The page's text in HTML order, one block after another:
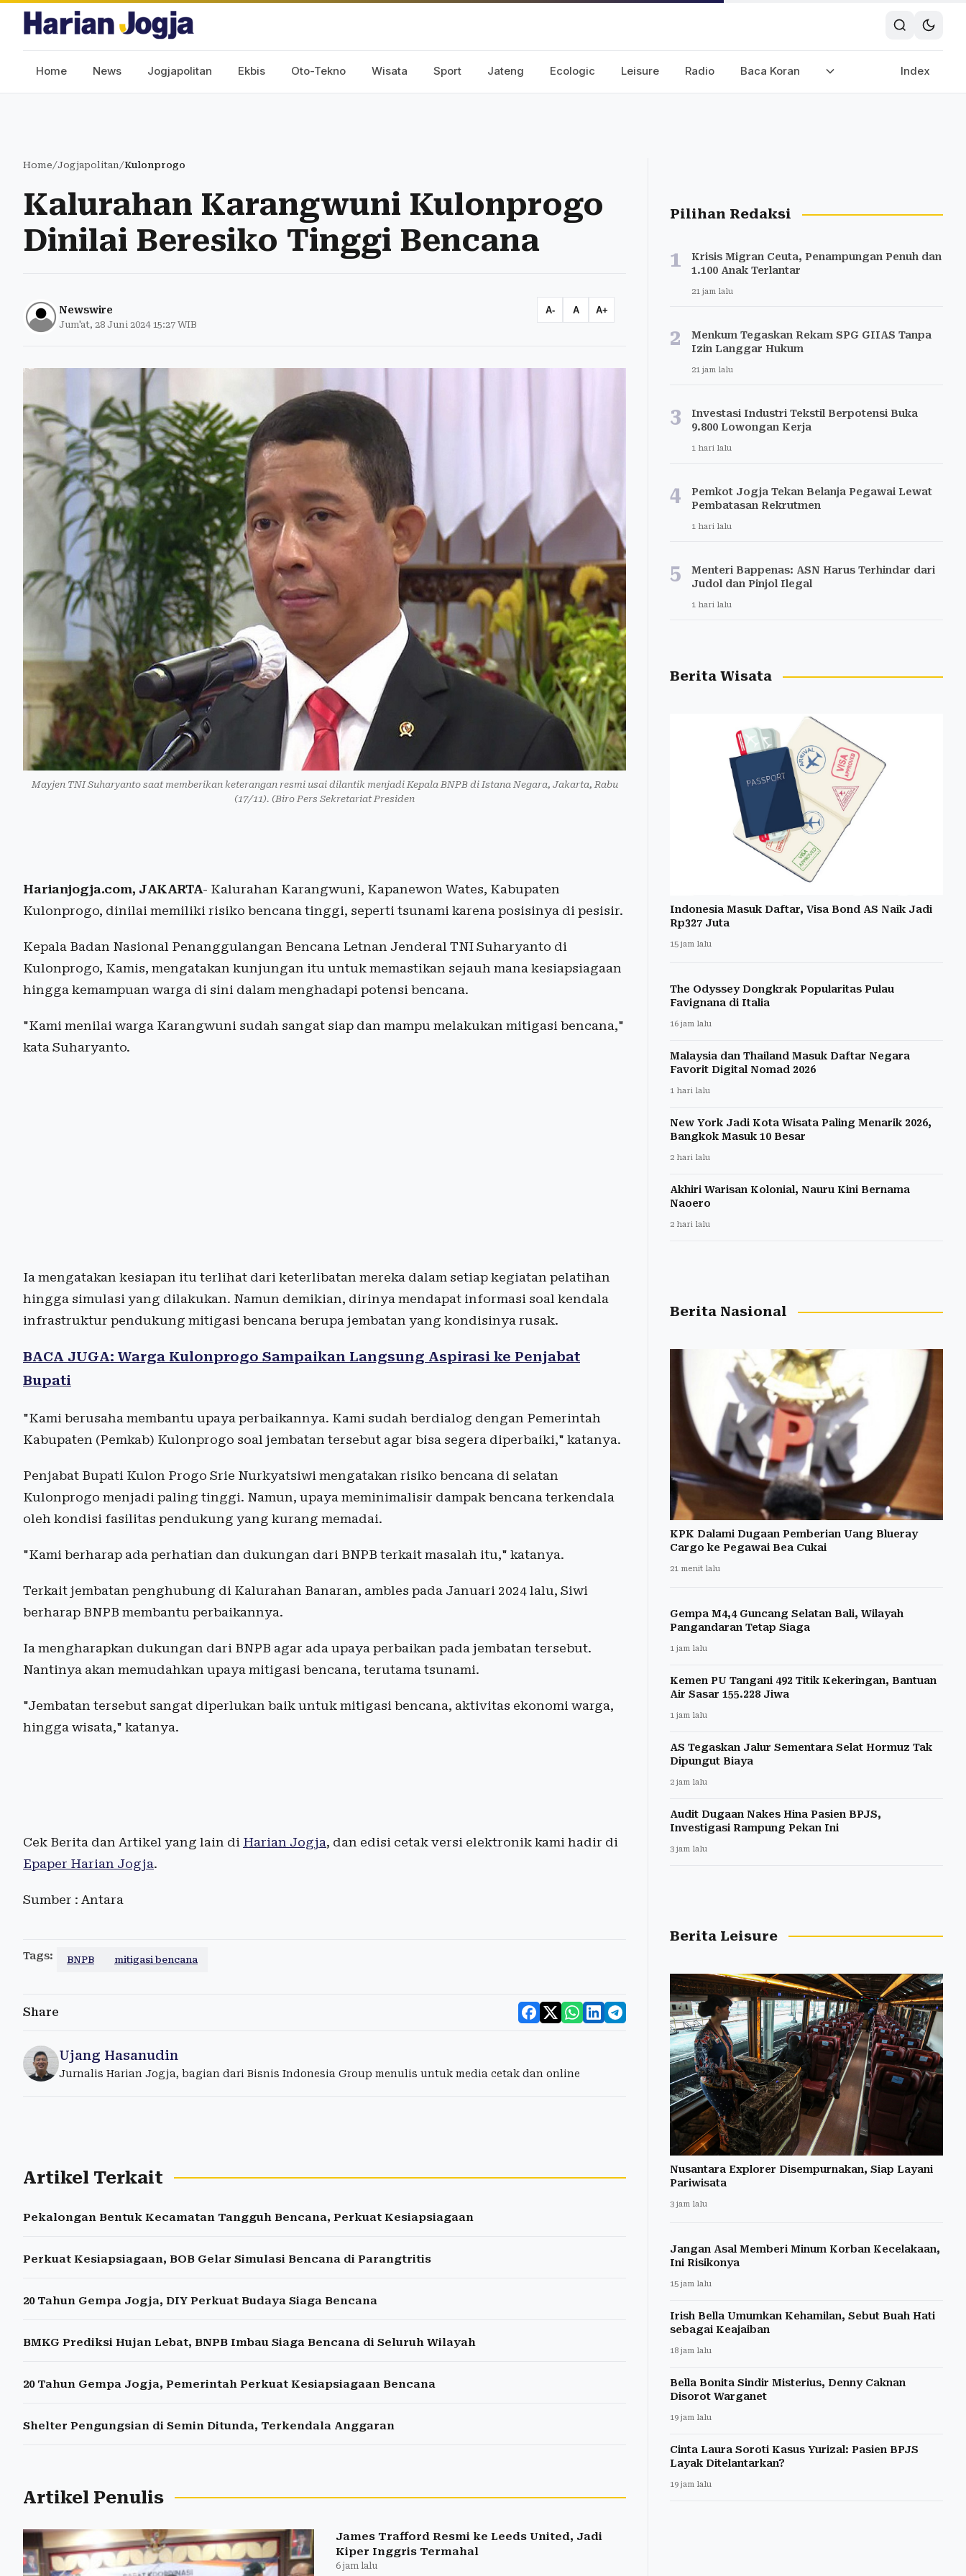
Home News Jogjapolitan Ekbis Oto-Tekno Wisata Sport Jateng Ecologic Leisure Radio Baca Koran Index
Home/Jogjapolitan/Kulonprogo
Kalurahan Karangwuni Kulonprogo
Dinilai Beresiko Tinggi Bencana
Newswire
Jum'at, 28 Juni 2024 15:27 WIB
A- A A+
Mayjen TNI Suharyanto saat memberikan keterangan resmi usai dilantik menjadi Kepala BNPB di Istana Negara, Jakarta, Rabu
(17/11). (Biro Pers Sekretariat Presiden
Harianjogja.com, JAKARTA- Kalurahan Karangwuni, Kapanewon Wates, Kabupaten
Kulonprogo, dinilai memiliki risiko bencana tinggi, seperti tsunami karena posisinya di pesisir.
Kepala Badan Nasional Penanggulangan Bencana Letnan Jenderal TNI Suharyanto di
Kulonprogo, Kamis, mengatakan kunjungan itu untuk memastikan sejauh mana kesiapsiagaan
hingga kemampuan warga di sini dalam menghadapi potensi bencana.
"Kami menilai warga Karangwuni sudah sangat siap dan mampu melakukan mitigasi bencana,"
kata Suharyanto.
Ia mengatakan kesiapan itu terlihat dari keterlibatan mereka dalam setiap kegiatan pelatihan
hingga simulasi yang dilakukan. Namun demikian, dirinya mendapat informasi soal kendala
infrastruktur pendukung mitigasi bencana berupa jembatan yang kondisinya rusak.
BACA JUGA: Warga Kulonprogo Sampaikan Langsung Aspirasi ke Penjabat
Bupati
"Kami berusaha membantu upaya perbaikannya. Kami sudah berdialog dengan Pemerintah
Kabupaten (Pemkab) Kulonprogo soal jembatan tersebut agar bisa segera diperbaiki," katanya.
Penjabat Bupati Kulon Progo Srie Nurkyatsiwi mengatakan risiko bencana di selatan
Kulonprogo menjadi paling tinggi. Namun, upaya meminimalisir dampak bencana terkendala
oleh kondisi fasilitas pendukung yang kurang memadai.
"Kami berharap ada perhatian dan dukungan dari BNPB terkait masalah itu," katanya.
Terkait jembatan penghubung di Kalurahan Banaran, ambles pada Januari 2024 lalu, Siwi
berharap BNPB membantu perbaikannya.
Ia mengharapkan dukungan dari BNPB agar ada upaya perbaikan pada jembatan tersebut.
Nantinya akan memudahkan upaya mitigasi bencana, terutama tsunami.
"Jembatan tersebut sangat diperlukan baik untuk mitigasi bencana, aktivitas ekonomi warga,
hingga wisata," katanya.
Cek Berita dan Artikel yang lain di Harian Jogja, dan edisi cetak versi elektronik kami hadir di
Epaper Harian Jogja.
Sumber : Antara
Tags: BNPB mitigasi bencana
Share
Ujang Hasanudin
Jurnalis Harian Jogja, bagian dari Bisnis Indonesia Group menulis untuk media cetak dan online
Artikel Terkait
Pekalongan Bentuk Kecamatan Tangguh Bencana, Perkuat Kesiapsiagaan
Perkuat Kesiapsiagaan, BOB Gelar Simulasi Bencana di Parangtritis
20 Tahun Gempa Jogja, DIY Perkuat Budaya Siaga Bencana
BMKG Prediksi Hujan Lebat, BNPB Imbau Siaga Bencana di Seluruh Wilayah
20 Tahun Gempa Jogja, Pemerintah Perkuat Kesiapsiagaan Bencana
Shelter Pengungsian di Semin Ditunda, Terkendala Anggaran
Artikel Penulis
James Trafford Resmi ke Leeds United, Jadi
Kiper Inggris Termahal
6 jam lalu
Pilihan Redaksi
1
Krisis Migran Ceuta, Penampungan Penuh dan
1.100 Anak Terlantar
21 jam lalu
2
Menkum Tegaskan Rekam SPG GIIAS Tanpa
Izin Langgar Hukum
21 jam lalu
3
Investasi Industri Tekstil Berpotensi Buka
9.800 Lowongan Kerja
1 hari lalu
4
Pemkot Jogja Tekan Belanja Pegawai Lewat
Pembatasan Rekrutmen
1 hari lalu
5
Menteri Bappenas: ASN Harus Terhindar dari
Judol dan Pinjol Ilegal
1 hari lalu
Berita Wisata
Indonesia Masuk Daftar, Visa Bond AS Naik Jadi
Rp327 Juta
15 jam lalu
The Odyssey Dongkrak Popularitas Pulau
Favignana di Italia
16 jam lalu
Malaysia dan Thailand Masuk Daftar Negara
Favorit Digital Nomad 2026
1 hari lalu
New York Jadi Kota Wisata Paling Menarik 2026,
Bangkok Masuk 10 Besar
2 hari lalu
Akhiri Warisan Kolonial, Nauru Kini Bernama
Naoero
2 hari lalu
Berita Nasional
KPK Dalami Dugaan Pemberian Uang Blueray
Cargo ke Pegawai Bea Cukai
21 menit lalu
Gempa M4,4 Guncang Selatan Bali, Wilayah
Pangandaran Tetap Siaga
1 jam lalu
Kemen PU Tangani 492 Titik Kekeringan, Bantuan
Air Sasar 155.228 Jiwa
1 jam lalu
AS Tegaskan Jalur Sementara Selat Hormuz Tak
Dipungut Biaya
2 jam lalu
Audit Dugaan Nakes Hina Pasien BPJS,
Investigasi Rampung Pekan Ini
3 jam lalu
Berita Leisure
Nusantara Explorer Disempurnakan, Siap Layani
Pariwisata
3 jam lalu
Jangan Asal Memberi Minum Korban Kecelakaan,
Ini Risikonya
15 jam lalu
Irish Bella Umumkan Kehamilan, Sebut Buah Hati
sebagai Keajaiban
18 jam lalu
Bella Bonita Sindir Misterius, Denny Caknan
Disorot Warganet
19 jam lalu
Cinta Laura Soroti Kasus Yurizal: Pasien BPJS
Layak Ditelantarkan?
19 jam lalu